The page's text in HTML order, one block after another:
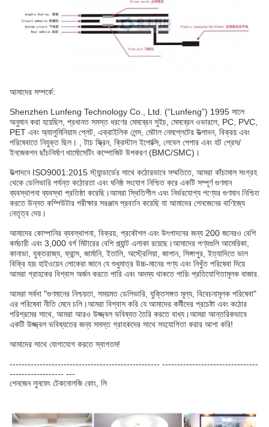
আমাদের সম্পর্কে:
Shenzhen Lunfeng Technology Co., Ltd. (“Lunfeng”) 1995 সালে
অনুমান করা হয়েছিল, প্রধানত সমস্ত ধরণের মেমব্রেন সুইচ, মেমব্রেন ওভারলে, PC, PVC,
PET এবং অ্যালুমিনিয়াম প্লেট, এক্রাইলিক লেন্স, মেটাল নেমপ্লেটের উত্পাদন, বিক্রয় এবং
পরিষেবাতে নিযুক্ত ছিল। , টাচ স্ক্রিন, ক্রিস্টাল ইপোক্সি, লেবেল পেপার এবং হট প্রেস/
ইনজেকশন ছাঁচনির্মাণ থার্মোসেটিং কম্পোজিট উপকরণ (BMC/SMC)।
উত্পাদনে ISO9001:2015 স্ট্যান্ডার্ডের সাথে কঠোরভাবে সম্মতিতে, আমরা কাঁচামাল সংগ্রহ
থেকে ডেলিভারি পর্যন্ত কঠোরতা এবং ঘনিষ্ঠ সংযোগ নিশ্চিত করে একটি সম্পূর্ণ গুণমান
ব্যবস্থাপনা ব্যবস্থা প্রতিষ্ঠা করেছি।আমরা স্থিতিশীল এবং নির্ভরযোগ্য পণ্যের গুণমান নিশ্চিত
করতে উন্নত কম্পিউটার পরীক্ষার সরঞ্জাম প্রবর্তন করেছি যা আমাদের শেনজেনের বাণিজ্যে
নেতৃত্ব দেয়।
আমাদের কোম্পানির ব্যবস্থাপনা, বিক্রয়, প্রকৌশল এবং উৎপাদনের জন্য 200 জনেরও বেশি
কর্মচারী এবং 3,000 বর্গ মিটারের বেশি প্ল্যান্ট এলাকা রয়েছে।আমাদের পণ্যগুলি আমেরিকা,
কানাডা, যুক্তরাজ্য, ফ্রান্স, জার্মানি, ইতালি, অস্ট্রেলিয়া, জাপান, সিঙ্গাপুর, ইত্যাদিতে ভাল
বিক্রি হয়৷ হাইওয়েন লোকেরা জানে যে শুধুমাত্র উচ্চ-মানের পণ্য এবং নিখুঁত পরিষেবা দিয়ে
আমরা গ্রাহকের বিশ্বাস অর্জন করতে পারি এবং অদম্য থাকতে পারি৷ প্রতিযোগিতামূলক বাজার.
আমরা সর্বদা "গুণমানের নিশ্চয়তা, সময়মত ডেলিভারি, যুক্তিসঙ্গত মূল্য, বিবেচনামূলক পরিষেবা"
এর পরিষেবা নীতি মেনে চলি।আমরা বিশ্বাস করি যে আমাদের কর্মীদের প্রচেষ্টা এবং কঠোর
পরিশ্রমের সাথে, আমরা আরও উজ্জ্বল ভবিষ্যত তৈরি করতে বাধ্য।আমরা আন্তরিকভাবে
একটি উজ্জ্বল ভবিষ্যতের জন্য সমস্ত গ্রাহকদের সাথে সহযোগিতা করার আশা করি!
আমাদের সাথে যোগাযোগ করতে স্বাগতম!
-------------------------------------------------- --------------------------------
------------------ ---
শেনজেন লুনফেং টেকনোলজি কোং, লি